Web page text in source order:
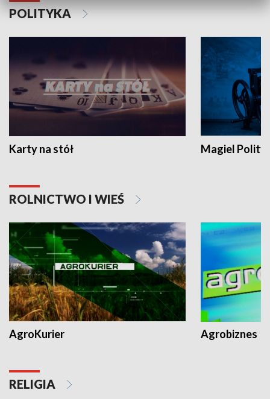
POLITYKA
Karty na stół Magiel
ROLNICTWO I WIEŚ
AgroKurier Agrobiznes
RELIGIA